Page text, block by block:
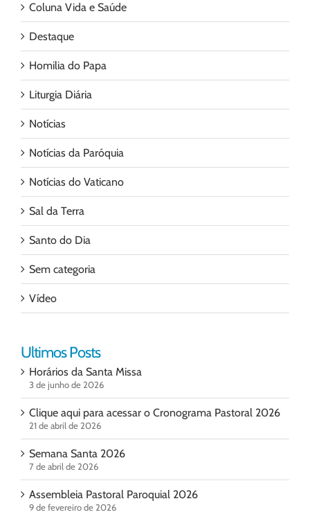
Coluna Vida e Saúde
Destaque
Homilia do Papa
Liturgia Diária
Notícias
Notícias da Paróquia
Notícias do Vaticano
Sal da Terra
Santo do Dia
Sem categoria
Vídeo
Ultimos Posts
Horários da Santa Missa
3 de junho de 2026
Clique aqui para acessar o Cronograma Pastoral 2026
21 de abril de 2026
Semana Santa 2026
7 de abril de 2026
Assembleia Pastoral Paroquial 2026
9 de fevereiro de 2026